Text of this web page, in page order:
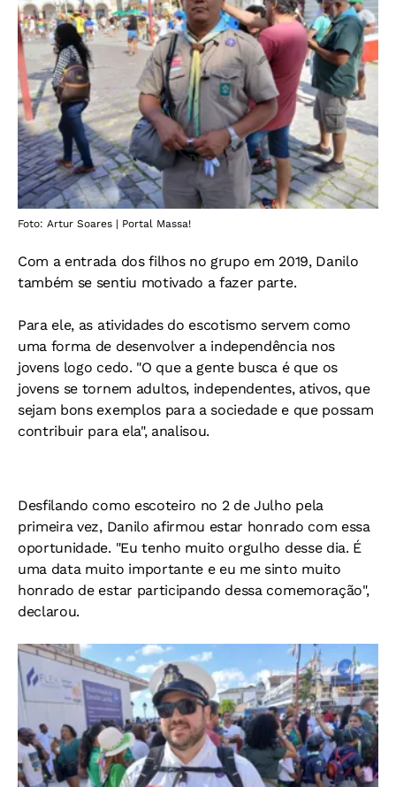
Foto: Artur Soares | Portal Massa!
Com a entrada dos filhos no grupo em 2019, Danilo
também se sentiu motivado a fazer parte.
Para ele, as atividades do escotismo servem como
uma forma de desenvolver a independência nos
jovens logo cedo. "O que a gente busca é que os
jovens se tornem adultos, independentes, ativos, que
sejam bons exemplos para a sociedade e que possam
contribuir para ela", analisou.
Desfilando como escoteiro no 2 de Julho pela
primeira vez, Danilo afirmou estar honrado com essa
oportunidade. "Eu tenho muito orgulho desse dia. É
uma data muito importante e eu me sinto muito
honrado de estar participando dessa comemoração",
declarou.